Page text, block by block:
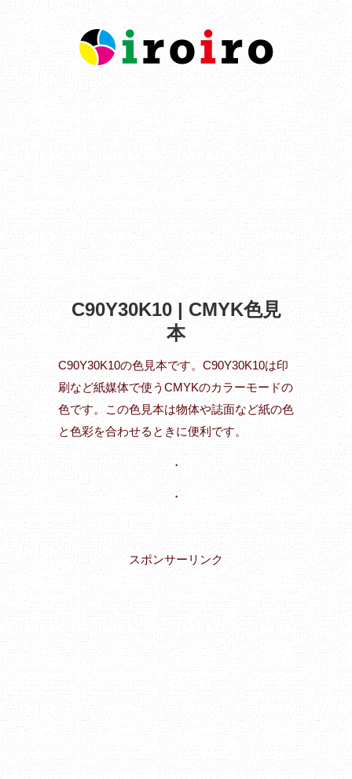
C90Y30K10 | CMYK色見
本
C90Y30K10の色見本です。C90Y30K10は印
刷など紙媒体で使うCMYKのカラーモードの
色です。この色見本は物体や誌面など紙の色
と色彩を合わせるときに便利です。
・
・
スポンサーリンク